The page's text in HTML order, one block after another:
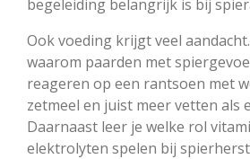
begeleiding belangrijk is bij
Ook voeding krijgt veel
waarom paarden met
reageren op een rantsoen met
zetmeel en juist meer vetten als
Daarnaast leer je welke rol
elektrolyten spelen bij